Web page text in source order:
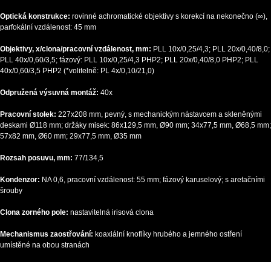
Optická konstrukce: rovinné achromatické objektivy s korekcí na nekonečno (∞),
parfokální vzdálenost: 45 mm
Objektivy, x/clona/pracovní vzdálenost, mm: PLL 10x/0,25/4,3; PLL 20x/0,40/8,0;
PLL 40x/0,60/3,5; fázový: PLL 10x/0,25/4,3 PHP2; PLL 20x/0,40/8,0 PHP2; PLL
40x/0,60/3,5 PHP2 (*volitelně: PL 4x/0,10/21,0)
Odpružená výsuvná montáž: 40x
Pracovní stolek: 227x208 mm, pevný, s mechanickým nástavcem a skleněnými
deskami Ø118 mm; držáky misek: 86x129,5 mm, Ø90 mm; 34x77,5 mm, Ø68,5 mm;
57x82 mm, Ø60 mm; 29x77,5 mm, Ø35 mm
Rozsah posuvu, mm: 77/134,5
Kondenzor: NA 0,6, pracovní vzdálenost: 55 mm; fázový karuselový; s aretačními
šrouby
Clona zorného pole: nastavitelná irisová clona
Mechanismus zaostřování: koaxiální knoflíky hrubého a jemného ostření
umístěné na obou stranách